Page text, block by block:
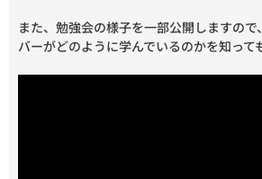
また、勉強会の様子を一部公開しますの
バーがどのように学んでいるのかを知って